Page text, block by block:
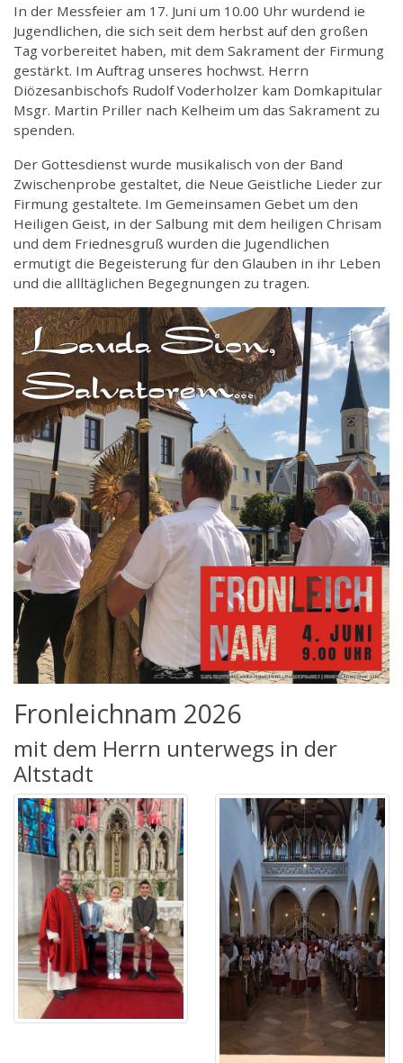
In der Messfeier am 17. Juni um 10.00 Uhr wurdend ie
Jugendlichen, die sich seit dem herbst auf den großen
Tag vorbereitet haben, mit dem Sakrament der Firmung
gestärkt. Im Auftrag unseres hochwst. Herrn
Diözesanbischofs Rudolf Voderholzer kam Domkapitular
Msgr. Martin Priller nach Kelheim um das Sakrament zu
spenden.
Der Gottesdienst wurde musikalisch von der Band
Zwischenprobe gestaltet, die Neue Geistliche Lieder zur
Firmung gestaltete. Im Gemeinsamen Gebet um den
Heiligen Geist, in der Salbung mit dem heiligen Chrisam
und dem Friednesgruß wurden die Jugendlichen
ermutigt die Begeisterung für den Glauben in ihr Leben
und die allltäglichen Begegnungen zu tragen.
Fronleichnam 2026
mit dem Herrn unterwegs in der
Altstadt